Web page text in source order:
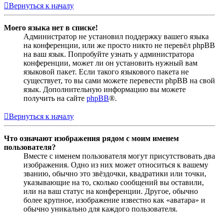
Вернуться к началу
Моего языка нет в списке!
Администратор не установил поддержку вашего языка
на конференции, или же просто никто не перевёл phpBB
на ваш язык. Попробуйте узнать у администратора
конференции, может ли он установить нужный вам
языковой пакет. Если такого языкового пакета не
существует, то вы сами можете перевести phpBB на свой
язык. Дополнительную информацию вы можете
получить на сайте phpBB®.
Вернуться к началу
Что означают изображения рядом с моим именем
пользователя?
Вместе с именем пользователя могут присутствовать два
изображения. Одно из них может относиться к вашему
званию, обычно это звёздочки, квадратики или точки,
указывающие на то, сколько сообщений вы оставили,
или на ваш статус на конференции. Другое, обычно
более крупное, изображение известно как «аватара» и
обычно уникально для каждого пользователя.